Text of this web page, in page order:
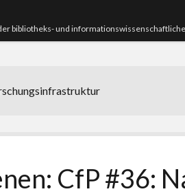
bibliotheks- und
CfP #36: